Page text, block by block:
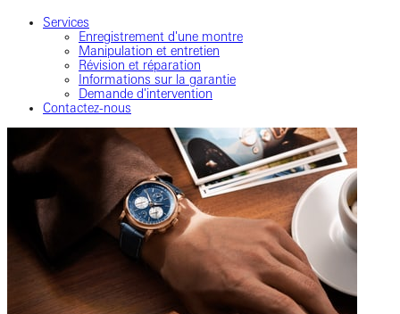
Services
Enregistrement d'une montre
Manipulation et entretien
Révision et réparation
Informations sur la garantie
Demande d'intervention
Contactez-nous